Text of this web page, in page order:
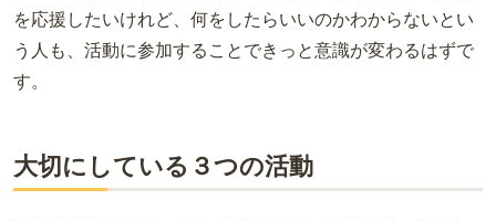
を応援したいけれど、何をしたらいいのかわからないとい
う人も、活動に参加することできっと意識が変わるはずで
す。
大切にしている３つの活動